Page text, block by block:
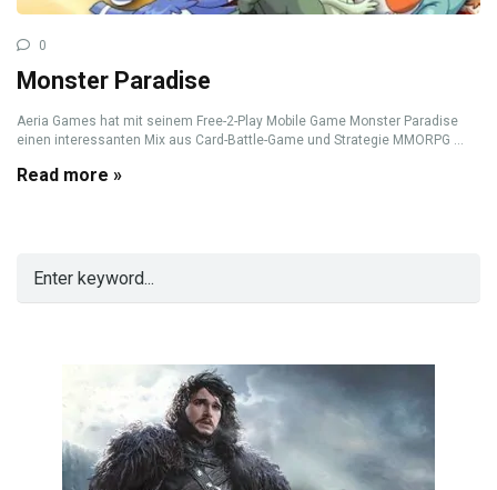
0
Monster Paradise
Aeria Games hat mit seinem Free-2-Play Mobile Game Monster Paradise
einen interessanten Mix aus Card-Battle-Game und Strategie MMORPG ...
Read more »